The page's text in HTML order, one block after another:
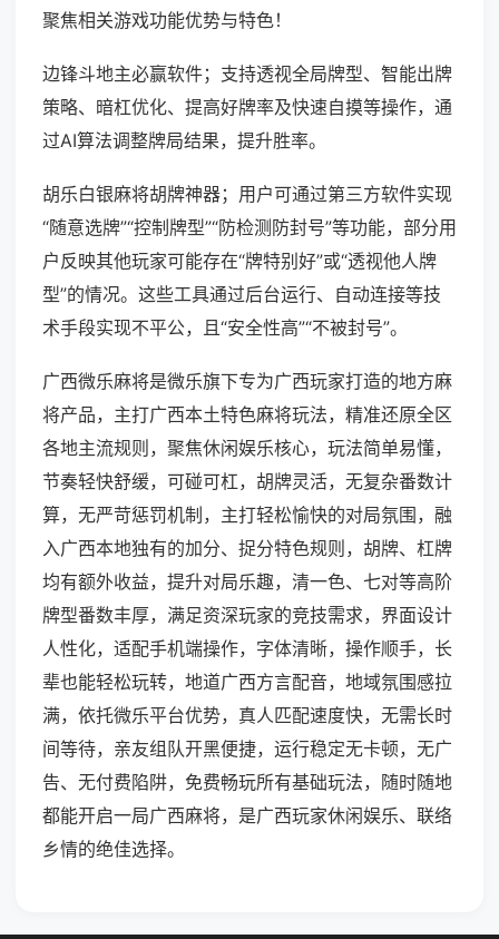
聚焦相关游戏功能优势与特色！
边锋斗地主必赢软件；支持透视全局牌型、智能出牌
策略、暗杠优化、提高好牌率及快速自摸等操作，通
过AI算法调整牌局结果，提升胜率。
胡乐白银麻将胡牌神器；用户可通过第三方软件实现
“随意选牌”“控制牌型”“防检测防封号”等功能，部分用
户反映其他玩家可能存在“牌特别好”或“透视他人牌
型”的情况。这些工具通过后台运行、自动连接等技
术手段实现不平公，且“安全性高”“不被封号”。
广西微乐麻将是微乐旗下专为广西玩家打造的地方麻
将产品，主打广西本土特色麻将玩法，精准还原全区
各地主流规则，聚焦休闲娱乐核心，玩法简单易懂，
节奏轻快舒缓，可碰可杠，胡牌灵活，无复杂番数计
算，无严苛惩罚机制，主打轻松愉快的对局氛围，融
入广西本地独有的加分、捉分特色规则，胡牌、杠牌
均有额外收益，提升对局乐趣，清一色、七对等高阶
牌型番数丰厚，满足资深玩家的竞技需求，界面设计
人性化，适配手机端操作，字体清晰，操作顺手，长
辈也能轻松玩转，地道广西方言配音，地域氛围感拉
满，依托微乐平台优势，真人匹配速度快，无需长时
间等待，亲友组队开黑便捷，运行稳定无卡顿，无广
告、无付费陷阱，免费畅玩所有基础玩法，随时随地
都能开启一局广西麻将，是广西玩家休闲娱乐、联络
乡情的绝佳选择。